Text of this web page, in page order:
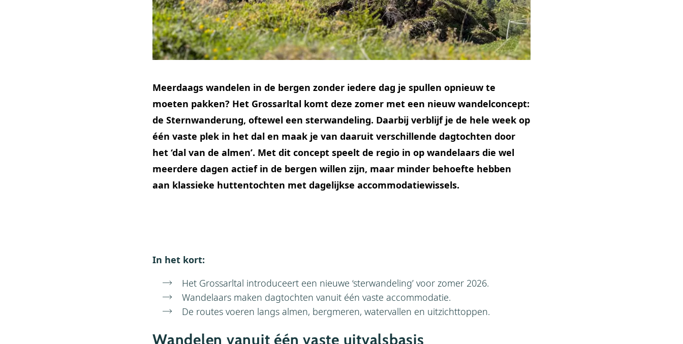
Meerdaags wandelen in de bergen zonder iedere dag je spullen opnieuw te
moeten pakken? Het Grossarltal komt deze zomer met een nieuw wandelconcept:
de Sternwanderung, oftewel een sterwandeling. Daarbij verblijf je de hele week op
één vaste plek in het dal en maak je van daaruit verschillende dagtochten door
het ‘dal van de almen’. Met dit concept speelt de regio in op wandelaars die wel
meerdere dagen actief in de bergen willen zijn, maar minder behoefte hebben
aan klassieke huttentochten met dagelijkse accommodatiewissels.
In het kort:
Het Grossarltal introduceert een nieuwe ‘sterwandeling’ voor zomer 2026.
Wandelaars maken dagtochten vanuit één vaste accommodatie.
De routes voeren langs almen, bergmeren, watervallen en uitzichttoppen.
Wandelen vanuit één vaste uitvalsbasis